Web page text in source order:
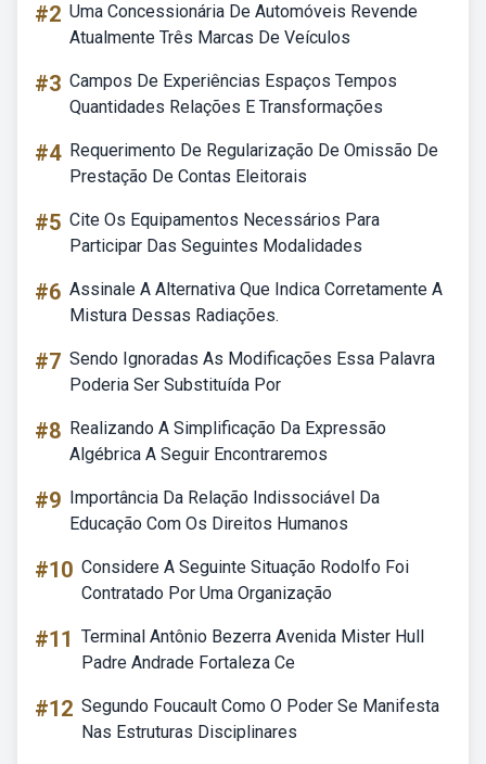
#2 Uma Concessionária De Automóveis Revende
Atualmente Três Marcas De Veículos
#3 Campos De Experiências Espaços Tempos
Quantidades Relações E Transformações
#4 Requerimento De Regularização De Omissão De
Prestação De Contas Eleitorais
#5 Cite Os Equipamentos Necessários Para
Participar Das Seguintes Modalidades
#6 Assinale A Alternativa Que Indica Corretamente A
Mistura Dessas Radiações.
#7 Sendo Ignoradas As Modificações Essa Palavra
Poderia Ser Substituída Por
#8 Realizando A Simplificação Da Expressão
Algébrica A Seguir Encontraremos
#9 Importância Da Relação Indissociável Da
Educação Com Os Direitos Humanos
#10 Considere A Seguinte Situação Rodolfo Foi
Contratado Por Uma Organização
#11 Terminal Antônio Bezerra Avenida Mister Hull
Padre Andrade Fortaleza Ce
#12 Segundo Foucault Como O Poder Se Manifesta
Nas Estruturas Disciplinares